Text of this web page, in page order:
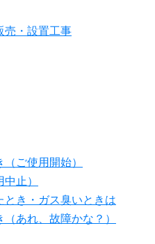
売・設置工事
ご使用開始）
止）
とき・ガス臭いときは
あれ、故障かな？）